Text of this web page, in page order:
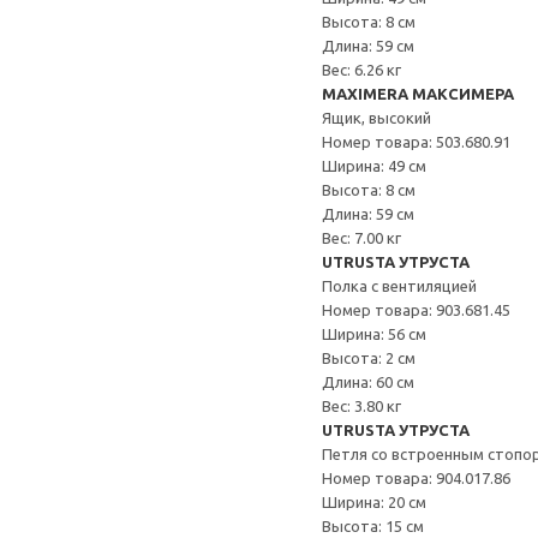
Высота: 8 см
Длина: 59 см
Вес: 6.26 кг
MAXIMERA МАКСИМЕРА
Ящик, высокий
Номер товара: 503.680.91
Ширина: 49 см
Высота: 8 см
Длина: 59 см
Вес: 7.00 кг
UTRUSTA УТРУСТА
Полка с вентиляцией
Номер товара: 903.681.45
Ширина: 56 см
Высота: 2 см
Длина: 60 см
Вес: 3.80 кг
UTRUSTA УТРУСТА
Петля со встроенным
Номер товара: 904.017.86
Ширина: 20 см
Высота: 15 см